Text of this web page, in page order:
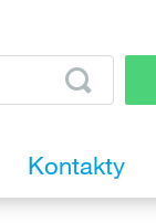
Kontakty